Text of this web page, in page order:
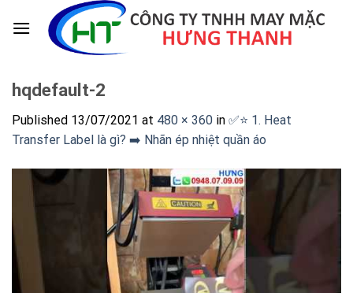
hqdefault-2
Published 13/07/2021 at 480 × 360 in ✅⭐️ 1. Heat
Transfer Label là gì? ➡️ Nhãn ép nhiệt quần áo